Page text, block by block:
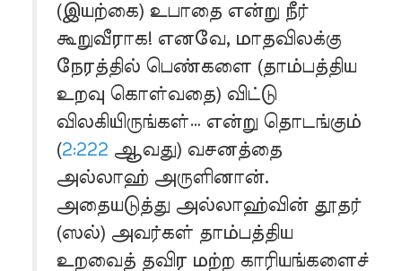
(இயற்கை) உபாதை என்று நீர்
கூறுவீராக! எனவே, மாதவிலக்கு
நேரத்தில் பெண்களை (தாம்பத்திய
உறவு கொள்வதை) விட்டு
விலகியிருங்கள்… என்று தொடங்கும்
(2:222ஆவது) வசனத்தை
அல்லாஹ் அருளினான்.
அதையடுத்து அல்லாஹ்வின் தூதர்
(ஸல்) அவர்கள் தாம்பத்திய
உறவைத் தவிர மற்ற காரியங்களைச்